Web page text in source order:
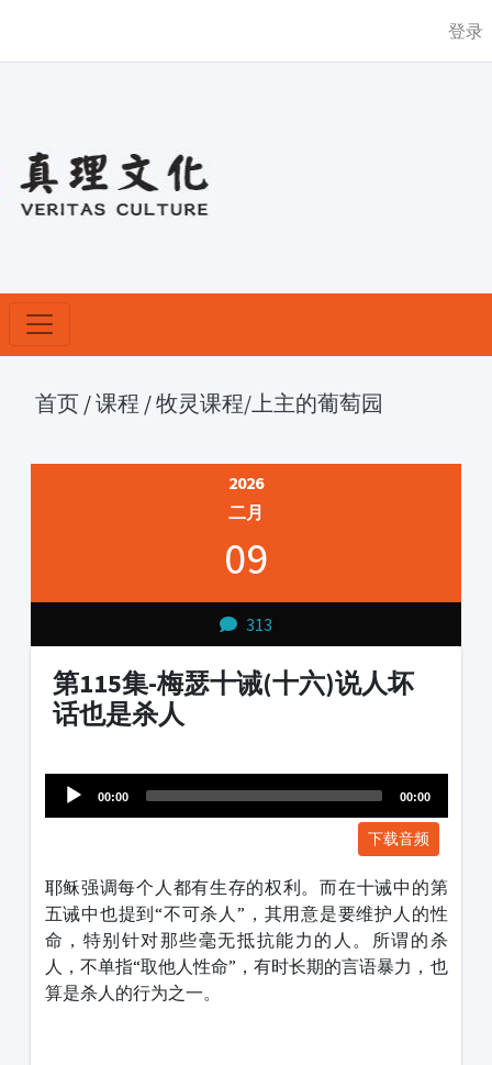
登录
首页 /课程 /牧灵课程/上主的葡萄园
2026
二月
09
313
第115集-梅瑟十诫(十六)说人坏
话也是杀人
Player
00:00 00:00
下载音频
耶稣强调每个人都有生存的权利。而在十诫中的第
五诫中也提到“不可杀人”，其用意是要维护人的性
命，特别针对那些毫无抵抗能力的人。所谓的杀
人，不单指“取他人性命”，有时长期的言语暴力，也
算是杀人的行为之一。